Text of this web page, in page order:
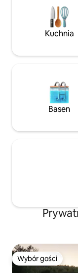
Willa, odnowiona
architekta, została
najlepszych 10
wynajęcia naKuchnia
Basen
Wybór gości
Wybór gości